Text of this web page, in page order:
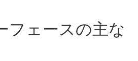
フェースの主な